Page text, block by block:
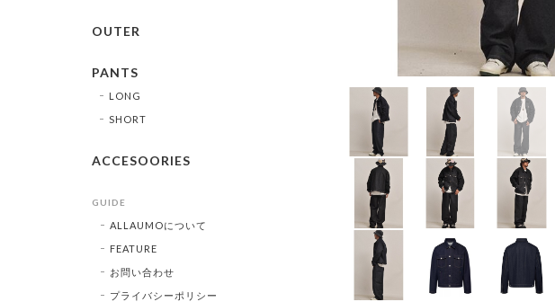
OUTER
PANTS
LONG
SHORT
ACCESOORIES
GUIDE
ALLAUMOについて
FEATURE
お問い合わせ
プライバシーポリシー